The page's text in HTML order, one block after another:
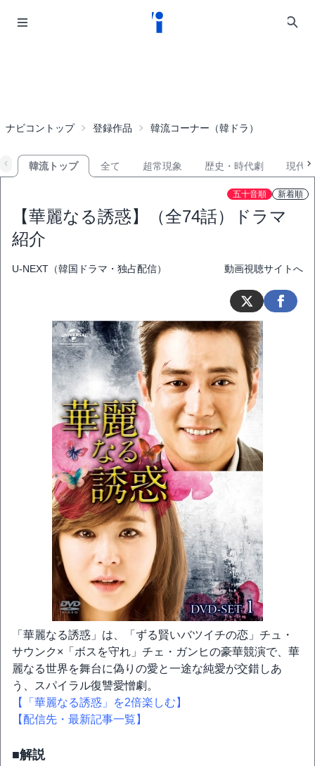
ナビコントップ 登録作品 韓流コーナー（韓ドラ）
韓流トップ 全て 超常現象 歴史・時代劇 現代
五十音順 新着順
【華麗なる誘惑】（全74話）ドラマ
紹介
U-NEXT（韓国ドラマ・独占配信） 動画視聴サイトへ
「華麗なる誘惑」は、「ずる賢いバツイチの恋」チュ・
サウンク×「ボスを守れ」チェ・ガンヒの豪華競演で、華
麗なる世界を舞台に偽りの愛と一途な純愛が交錯しあ
う、スパイラル復讐愛憎劇。
【「華麗なる誘惑」を2倍楽しむ】
【配信先・最新記事一覧】
■解説